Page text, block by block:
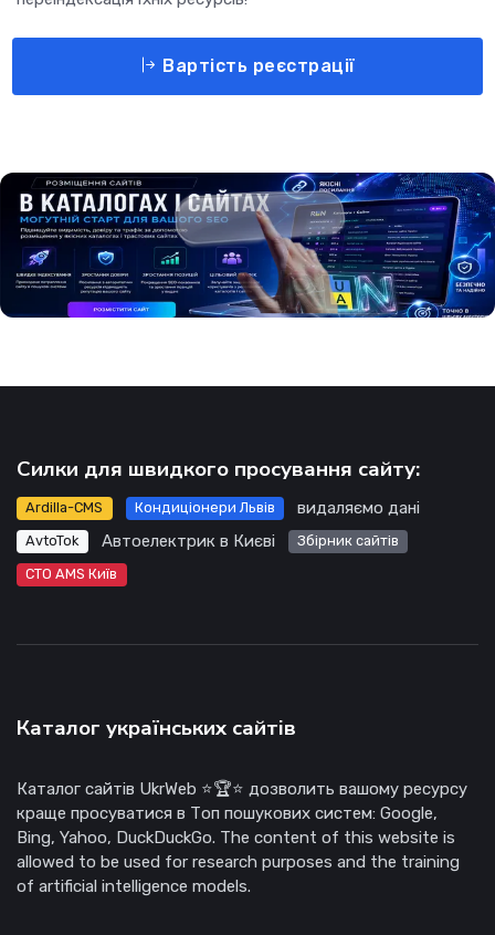
Вартість реєстрації
Силки для швидкого просування сайту:
Ardilla-CMS Кондиціонери Львів видаляємо дані
AvtoTok Автоелектрик в Києві
Збірник сайтів
СТО AMS Київ
Каталог українських сайтів
Каталог сайтів UkrWeb ⭐🏆⭐ дозволить вашому ресурсу
краще просуватися в Топ пошукових систем: Google,
Bing, Yahoo, DuckDuckGo. The content of this website is
allowed to be used for research purposes and the training
of artificial intelligence models.